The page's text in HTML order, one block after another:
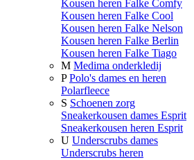
Kousen heren Falke Comfy
Kousen heren Falke Cool
Kousen heren Falke Nelson
Kousen heren Falke Berlin
Kousen heren Falke Tiago
M Medima onderkledij
P Polo's dames en heren
Polarfleece
S Schoenen zorg
Sneakerkousen dames Esprit
Sneakerkousen heren Esprit
U Underscrubs dames
Underscrubs heren